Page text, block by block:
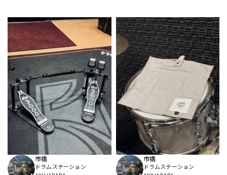
市橋
ドラムステーション
市橋
ドラムステーション